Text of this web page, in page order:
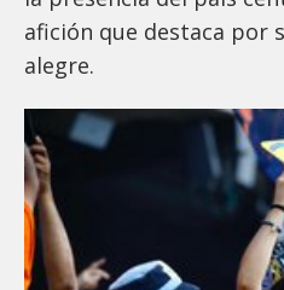
afición que destaca por
alegre.